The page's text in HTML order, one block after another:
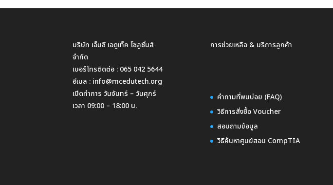
บริษัท เอ็มซี เอดูเท็ค โซลูชั่นส์
จำกัด
เบอร์โทรติดต่อ : 065 042 5644
อีเมล : info@mcedutech.org
เปิดทำการ วันจันทร์ – วันศุกร์
เวลา 09:00 – 18:00 น.
การช่วยเหลือ & บริการลูกค้า
คำถามที่พบบ่อย (FAQ)
วิธีการสั่งซื้อ Voucher
สอบถามข้อมูล
วิธีค้นหาศูนย์สอบ CompTIA